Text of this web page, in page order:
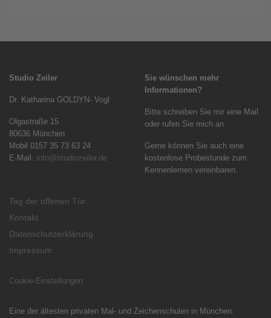
Studio Zeiler
Dr. Katharina GOLDYN- Vogl
Olgastraße 15
80636 München
Mobil 0157 35 73 63 24
E-Mail: info@studiozeiler.de
Sie wünschen mehr
Informationen?
Bitte schreiben Sie mir eine Mail
oder rufen Sie mich an.
Gerne können Sie auch eine
kostenlose Probestunde zum
Kennenlernen vereinbaren.
Tag der offenen Tür
Kontakt
Datenschutzerklärung
Impressum
Cookie-Einstellungen
Eine der ältesten privaten Mal- und Zeichenschulen in München.